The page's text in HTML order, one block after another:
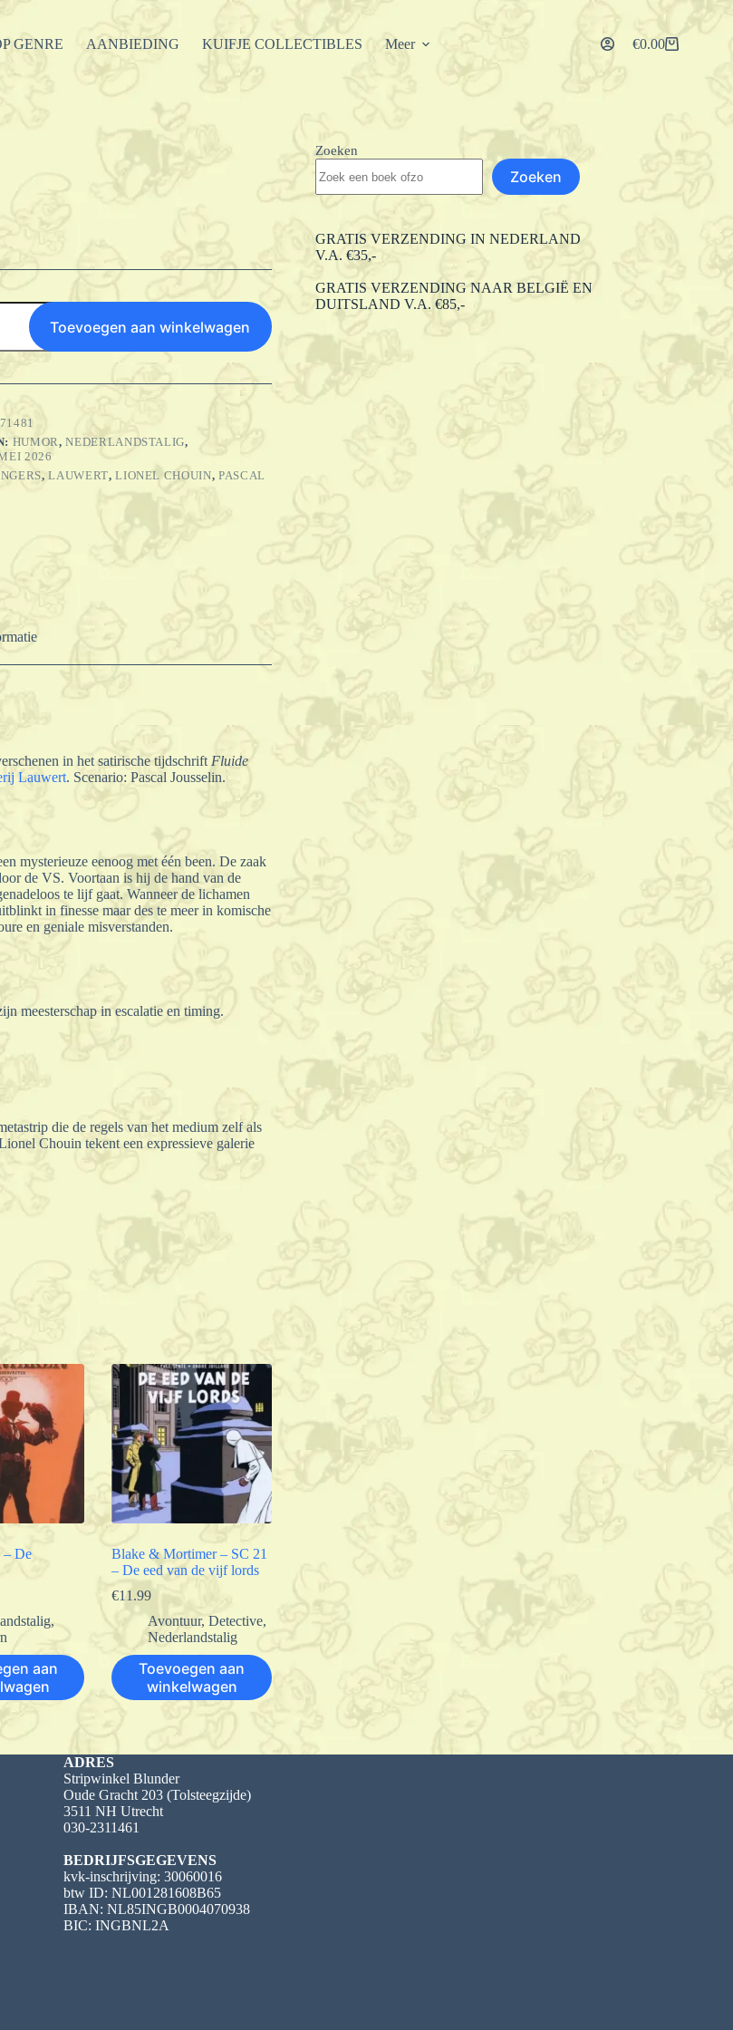
GENRE AANBIEDING KUIFJE COLLECTIBLES Meer Winkelwagen
€0.00
Toevoegen aan winkelwagen
HUMOR,NEDERLANDSTALIG,
2026
,LAUWERT,LIONEL CHOUIN, PASCAL
in het satirische tijdschrift Fluide
Lauwert. Scenario: Pascal Jousselin.
mysterieuze eenoog met één been. De zaak
de VS. Voortaan is hij de hand van de
te lijf gaat. Wanneer de lichamen
in finesse maar des te meer in komische
en geniale misverstanden.
meesterschap in escalatie en timing.
die de regels van het medium zelf als
Chouin tekent een expressieve galerie
– De
,
aan
Blake & Mortimer – SC 21
– De eed van de vijf lords
€11.99
Avontuur,Detective,
Nederlandstalig
Toevoegen aan
winkelwagen
Zoeken
Zoeken
GRATIS VERZENDING IN NEDERLAND
V.A. €35,-
GRATIS VERZENDING NAAR BELGIË EN
DUITSLAND V.A. €85,-
ADRES
Stripwinkel Blunder
Oude Gracht 203 (Tolsteegzijde)
3511 NH Utrecht
030-2311461
BEDRIJFSGEGEVENS
kvk-inschrijving: 30060016
btw ID: NL001281608B65
IBAN: NL85INGB0004070938
BIC: INGBNL2A